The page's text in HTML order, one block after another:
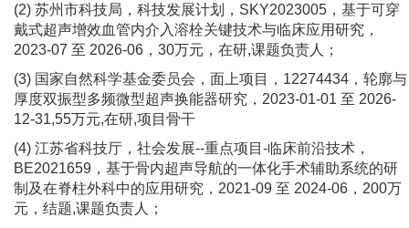
(2) 苏州市科技局 ， 科技发展计划 ， SKY2023005 ， 基于可穿
戴式超声增效血管内介入溶栓关键技术与临床应用研究，
2023-07 至 2026-06 ， 30万元 ， 在研,课题负责人；
(3) 国家自然科学基金委员会 ， 面上项目 ， 12274434 ， 轮廓与
厚度双振型多频微型超声换能器研究 ， 2023-01-01 至 2026-
12-31,55万元,在研,项目骨干
(4) 江苏省科技厅 ， 社会发展--重点项目-临床前沿技术 ，
BE2021659 ， 基于骨内超声导航的一体化手术辅助系统的研
制及在脊柱外科中的应用研究， 2021-09 至 2024-06 ， 200万
元 ，结题,课题负责人；